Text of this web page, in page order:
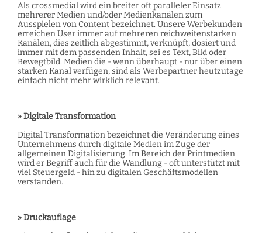
Als crossmedial wird ein breiter oft paralleler Einsatz
mehrerer Medien und/oder Medienkanälen zum
Ausspielen von Content bezeichnet. Unsere Werbekunden
erreichen User immer auf mehreren reichweitenstarken
Kanälen, dies zeitlich abgestimmt, verknüpft, dosiert und
immer mit dem passenden Inhalt, sei es Text, Bild oder
Bewegtbild. Medien die - wenn überhaupt - nur über einen
starken Kanal verfügen, sind als Werbepartner heutzutage
einfach nicht mehr wirklich relevant.
» Digitale Transformation
Digital Transformation bezeichnet die Veränderung eines
Unternehmens durch digitale Medien im Zuge der
allgemeinen Digitalisierung. Im Bereich der Printmedien
wird er Begriff auch für die Wandlung - oft unterstützt mit
viel Steuergeld - hin zu digitalen Geschäftsmodellen
verstanden.
» Druckauflage